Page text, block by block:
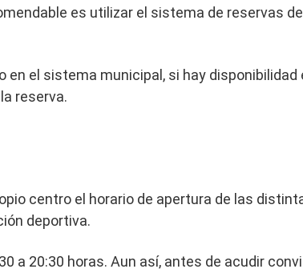
es utilizar el sistema de reservas
el sistema municipal, si hay disponibilidad
reserva.
centro el horario de apertura de las
deportiva.
a 20:30 horas. Aun así, antes de acudir